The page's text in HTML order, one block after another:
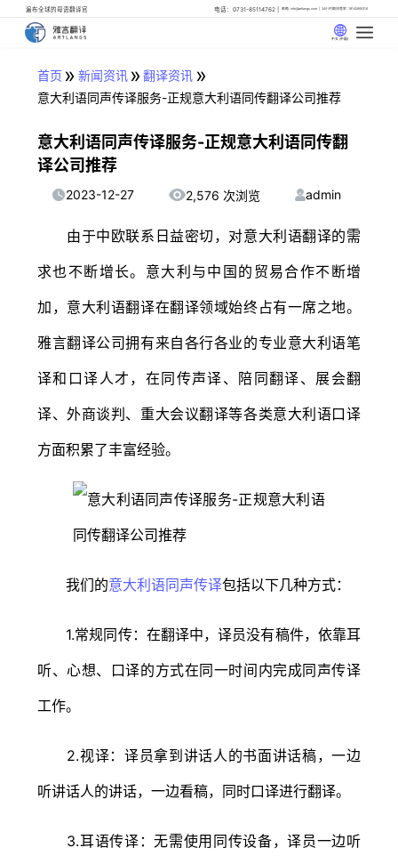
遍布全球的母语翻译官 电话：0731-85114762 邮箱: info@artlangs.com 24小时翻译管家: 18142666316
中文 (中国)
首页 » 新闻资讯» 翻译资讯 »
意大利语同声传译服务-正规意大利语同传翻译公司推荐
意大利语同声传译服务-正规意大利语同传翻
译公司推荐
2023-12-27 2,576 次浏览 admin
由于中欧联系日益密切，对意大利语翻译的需
求也不断增长。意大利与中国的贸易合作不断增
加，意大利语翻译在翻译领域始终占有一席之地。
雅言翻译公司拥有来自各行各业的专业意大利语笔
译和口译人才，在同传声译、陪同翻译、展会翻
译、外商谈判、重大会议翻译等各类意大利语口译
方面积累了丰富经验。
我们的意大利语同声传译包括以下几种方式：
1.常规同传：在翻译中，译员没有稿件，依靠耳
听、心想、口译的方式在同一时间内完成同声传译
工作。
2.视译：译员拿到讲话人的书面讲话稿，一边
听讲话人的讲话，一边看稿，同时口译进行翻译。
3.耳语传译：无需使用同传设备，译员一边听